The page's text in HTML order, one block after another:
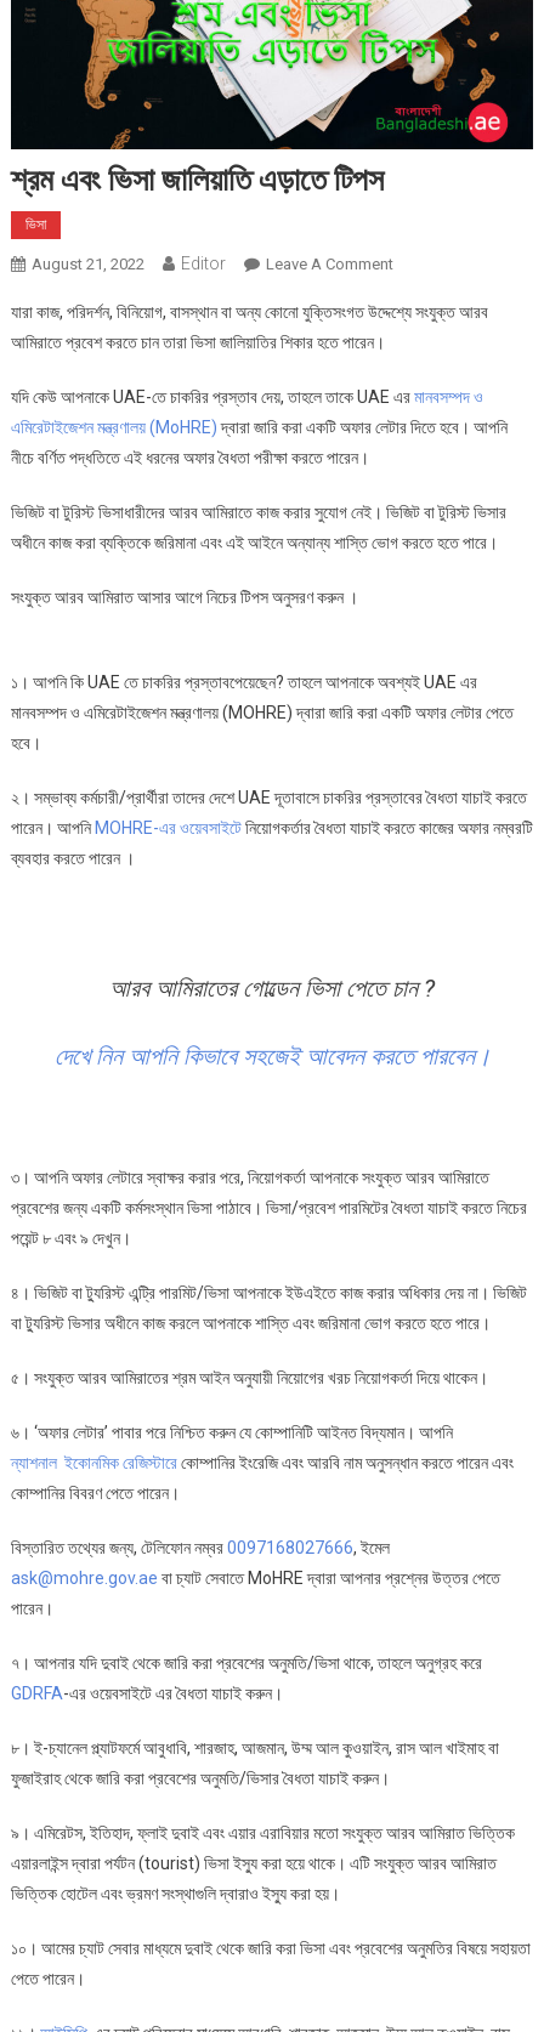
শ্রম এবং ভিসা জালিয়াতি এড়াতে টিপস
ভিসা
August 21, 2022 Editor Leave A CommentOn
এবং
এড়াতে
টিপস
যারা কাজ, পরিদর্শন, বিনিয়োগ, বাসস্থান বা অন্য কোনো যুক্তিসংগত উদ্দেশ্যে সংযুক্ত আরব
আমিরাতে প্রবেশ করতে চান তারা ভিসা জালিয়াতির শিকার হতে পারেন।
যদি কেউ আপনাকে UAE-তে চাকরির প্রস্তাব দেয়, তাহলে তাকে UAE এরমানবসম্পদ ও
এমিরেটাইজেশন মন্ত্রণালয় (MoHRE)দ্বারা জারি করা একটি অফার লেটার দিতে হবে। আপনি
নীচে বর্ণিত পদ্ধতিতে এই ধরনের অফার বৈধতা পরীক্ষা করতে পারেন।
ভিজিট বা টুরিস্ট ভিসাধারীদের আরব আমিরাতে কাজ করার সুযোগ নেই। ভিজিট বা টুরিস্ট ভিসার
অধীনে কাজ করা ব্যক্তিকে জরিমানা এবং এই আইনে অন্যান্য শাস্তি ভোগ করতে হতে পারে।
সংযুক্ত আরব আমিরাত আসার আগে নিচের টিপস অনুসরণ করুন ।
১। আপনি কি UAE তে চাকরির প্রস্তাবপেয়েছেন? তাহলে আপনাকে অবশ্যই UAE এর
মানবসম্পদ ও এমিরেটাইজেশন মন্ত্রণালয় (MOHRE) দ্বারা জারি করা একটি অফার লেটার পেতে
হবে।
২। সম্ভাব্য কর্মচারী/প্রার্থীরা তাদের দেশে UAE দূতাবাসে চাকরির প্রস্তাবের বৈধতা যাচাই করতে
পারেন। আপনি MOHRE-এর ওয়েবসাইটেনিয়োগকর্তার বৈধতা যাচাই করতে কাজের অফার নম্বরটি
ব্যবহার করতে পারেন ।
আরব আমিরাতের গোল্ডেন ভিসা পেতে চান ?
দেখে নিন আপনি কিভাবে সহজেই আবেদন করতে পারবেন।
৩। আপনি অফার লেটারে স্বাক্ষর করার পরে, নিয়োগকর্তা আপনাকে সংযুক্ত আরব আমিরাতে
প্রবেশের জন্য একটি কর্মসংস্থান ভিসা পাঠাবে। ভিসা/প্রবেশ পারমিটের বৈধতা যাচাই করতে নিচের
পয়েন্ট ৮ এবং ৯ দেখুন।
৪। ভিজিট বা ট্যুরিস্ট এন্ট্রি পারমিট/ভিসা আপনাকে ইউএইতে কাজ করার অধিকার দেয় না। ভিজিট
বা ট্যুরিস্ট ভিসার অধীনে কাজ করলে আপনাকে শাস্তি এবং জরিমানা ভোগ করতে হতে পারে।
৫। সংযুক্ত আরব আমিরাতের শ্রম আইন অনুযায়ী নিয়োগের খরচ নিয়োগকর্তা দিয়ে থাকেন।
৬। ‘অফার লেটার’ পাবার পরে নিশ্চিত করুন যে কোম্পানিটি আইনত বিদ্যমান। আপনি
ন্যাশনাল ইকোনমিক রেজিস্টারেকোম্পানির ইংরেজি এবং আরবি নাম অনুসন্ধান করতে পারেন এবং
কোম্পানির বিবরণ পেতে পারেন।
বিস্তারিত তথ্যের জন্য, টেলিফোন নম্বর0097168027666, ইমেল
ask@mohre.gov.ae বা চ্যাট সেবাতে MoHRE দ্বারা আপনার প্রশ্নের উত্তর পেতে
পারেন।
৭। আপনার যদি দুবাই থেকে জারি করা প্রবেশের অনুমতি/ভিসা থাকে, তাহলে অনুগ্রহ করে
GDRFA-এর ওয়েবসাইটে এর বৈধতা যাচাই করুন।
৮। ই-চ্যানেল প্ল্যাটফর্মে আবুধাবি, শারজাহ, আজমান, উম্ম আল কুওয়াইন, রাস আল খাইমাহ বা
ফুজাইরাহ থেকে জারি করা প্রবেশের অনুমতি/ভিসার বৈধতা যাচাই করুন।
৯। এমিরেটস, ইতিহাদ, ফ্লাই দুবাই এবং এয়ার এরাবিয়ার মতো সংযুক্ত আরব আমিরাত ভিত্তিক
এয়ারলাইন্স দ্বারা পর্যটন (tourist) ভিসা ইস্যু করা হয়ে থাকে। এটি সংযুক্ত আরব আমিরাত
ভিত্তিক হোটেল এবং ভ্রমণ সংস্থাগুলি দ্বারাও ইস্যু করা হয়।
১০। আমের চ্যাট সেবার মাধ্যমে দুবাই থেকে জারি করা ভিসা এবং প্রবেশের অনুমতির বিষয়ে সহায়তা
পেতে পারেন।